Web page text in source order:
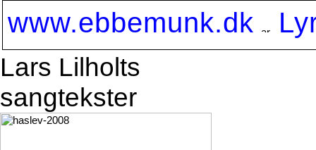
www.ebbemunk.dk
Lars Lilholts
sangtekster